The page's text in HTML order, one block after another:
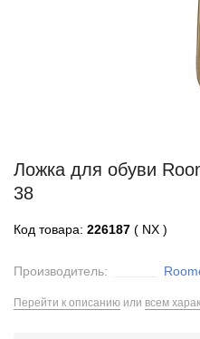
Ложка для обуви
38
Код товара: 226187 ( NX )
Производитель:
Перейти к описанию или всем